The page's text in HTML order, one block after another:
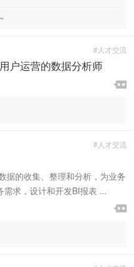
#人才交流
户运营的数据分析师


#人才交流
据的收集、整理和分析，为业务
求，设计和开发BI报表 ...

